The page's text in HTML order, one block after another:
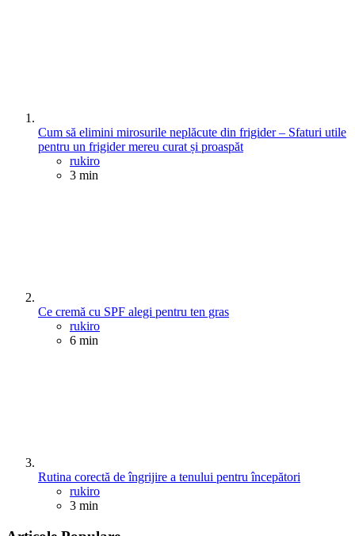
Cum să elimini mirosurile neplăcute din frigider – Sfaturi utile
pentru un frigider mereu curat și proaspăt
Posted
rukiro
3 min
Ce cremă cu SPF alegi pentru ten gras
Posted
rukiro
6 min
Rutina corectă de îngrijire a tenului pentru începători
Posted
rukiro
3 min